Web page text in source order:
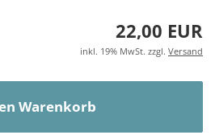
22,00 EUR
inkl. 19% MwSt. zzgl. Versand
Warenkorb